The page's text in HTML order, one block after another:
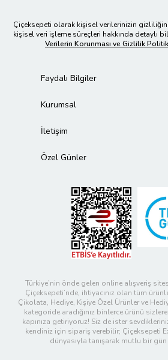
Çiçeksepeti olarak kişisel verilerinizin
kişisel veri işleme süreçleri hakkında detaylı
Verilerin Korunması ve Gizlilik
Faydalı Bilgiler
Kurumsal
İletişim
Özel Günler
Türkiye’nin önde gelen online alışveriş
Çiçeksepeti’nde, ihtiyacınız olan tüm
Çikolata, Hediye, Kişiye Özel Ürünler ve
kategoride aradığınız binlerce ürünü
kapınıza getiriyoruz! Siz de ister
kendiniz için sipariş verebilir; Çiçeksepeti
dünyasıyla tanışarak mutlu bir